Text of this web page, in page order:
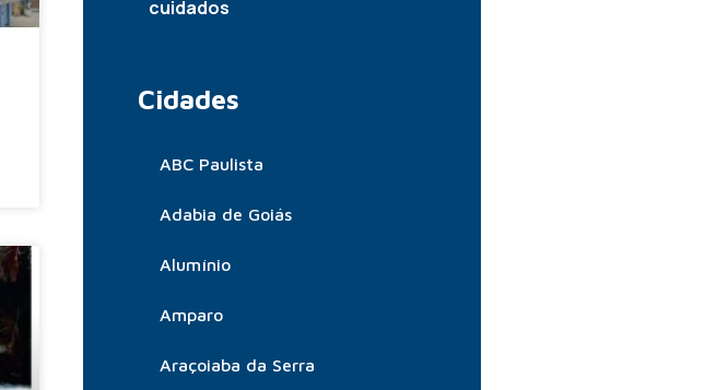
cuidados
Cidades
ABC Paulista
Adabia de Goiás
Alumínio
Amparo
Araçoiaba da Serra